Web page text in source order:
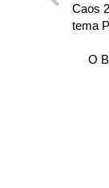
Caos
tema
O